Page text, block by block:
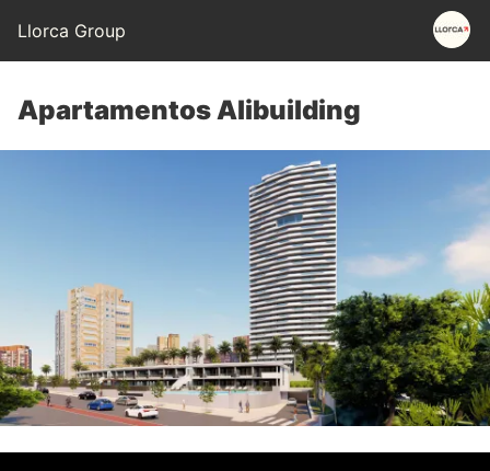
Llorca Group
Apartamentos Alibuilding